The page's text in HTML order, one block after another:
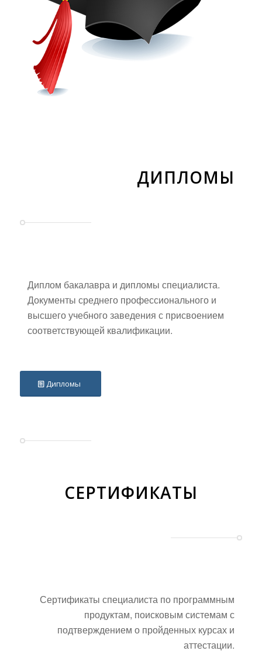
ДИПЛОМЫ
Диплом бакалавра и дипломы специалиста.
Документы среднего профессионального и
высшего учебного заведения с присвоением
соответствующей квалификации.
Дипломы
СЕРТИФИКАТЫ
Сертификаты специалиста по программным
продуктам, поисковым системам с
подтверждением о пройденных курсах и
аттестации.